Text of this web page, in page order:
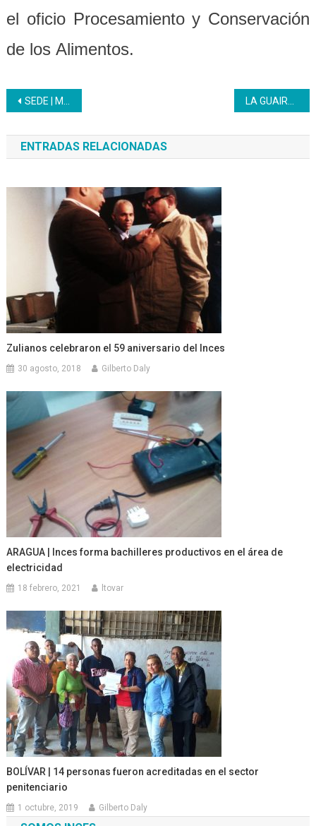
el oficio Procesamiento y Conservación
de los Alimentos.
Navegación
de
entradas
SEDE | Ministerio de Agricultura Urbana realiza recorrido por CFS Inces
ENTRADAS RELACIONADAS
Zulianos celebraron el 59 aniversario del Inces
30 agosto, 2018 Gilberto Daly
ARAGUA | Inces forma bachilleres productivos en el área de
electricidad
18 febrero, 2021 ltovar
BOLÍVAR | 14 personas fueron acreditadas en el sector
penitenciario
1 octubre, 2019 Gilberto Daly